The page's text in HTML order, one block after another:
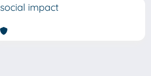
social impact